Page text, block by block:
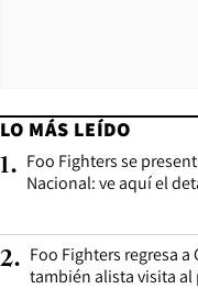
LO MÁS LEÍDO
1. Foo Fighters se
Nacional: ve aquí el
2. Foo Fighters regresa a
también alista visita al